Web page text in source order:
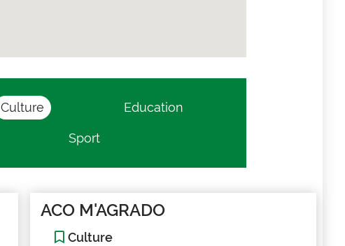
Culture Education
Sport
ACO M'AGRADO
Culture